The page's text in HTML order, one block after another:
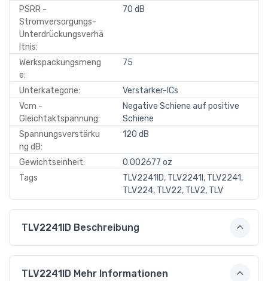
PSRR -
Stromversorgungs-
Unterdrückungsverhä
ltnis:
70 dB
Werkspackungsmeng
e:
75
Unterkategorie:
Verstärker-ICs
Vcm -
Gleichtaktspannung:
Negative Schiene auf positive
Schiene
Spannungsverstärku
ng dB:
120 dB
Gewichtseinheit:
0.002677 oz
Tags
TLV2241ID, TLV2241I, TLV2241,
TLV224, TLV22, TLV2, TLV
TLV2241ID Beschreibung
TLV2241ID Mehr Informationen